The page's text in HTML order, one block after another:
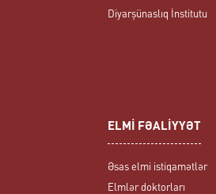
Diyarşünaslıq İnstitutu
ELMİ FƏALİYYƏT
Əsas elmi istiqamətlər
Elmlər doktorları